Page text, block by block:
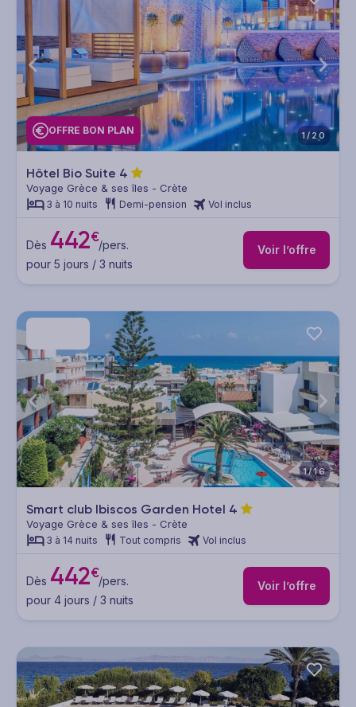
OFFRE BON PLAN 1/20
Hôtel Bio Suite 4
Voyage Grèce & ses îles - Crète
3 à 10 nuits Demi-pension Vol inclus
Dès 442€/pers.
pour 5 jours / 3 nuits
Voir l’offre
1/16
Smart club Ibiscos Garden Hotel 4
Voyage Grèce & ses îles - Crète
3 à 14 nuits Tout compris Vol inclus
Dès 442€/pers.
pour 4 jours / 3 nuits
Voir l’offre